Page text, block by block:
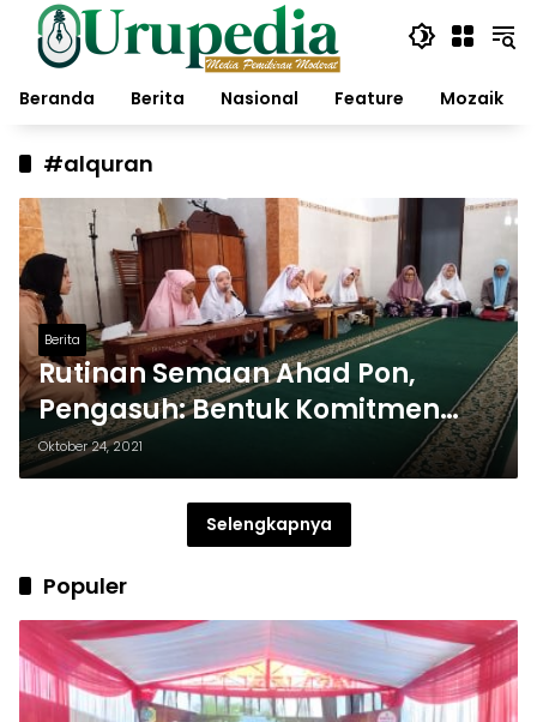
Langsung
konten
Beranda
Berita Nasional Feature Mozaik
#alquran
Berita
Rutinan Semaan Ahad Pon,
Pengasuh: Bentuk Komitmen
Pada Al Quran
Oktober 24, 2021
Selengkapnya
Populer